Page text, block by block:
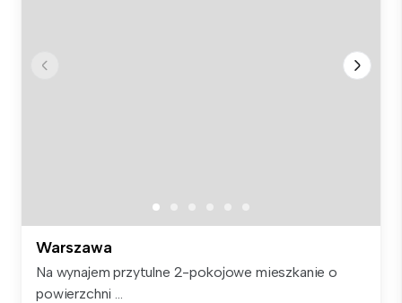
Warszawa
Na wynajem przytulne 2-pokojowe mieszkanie o
powierzchni ...